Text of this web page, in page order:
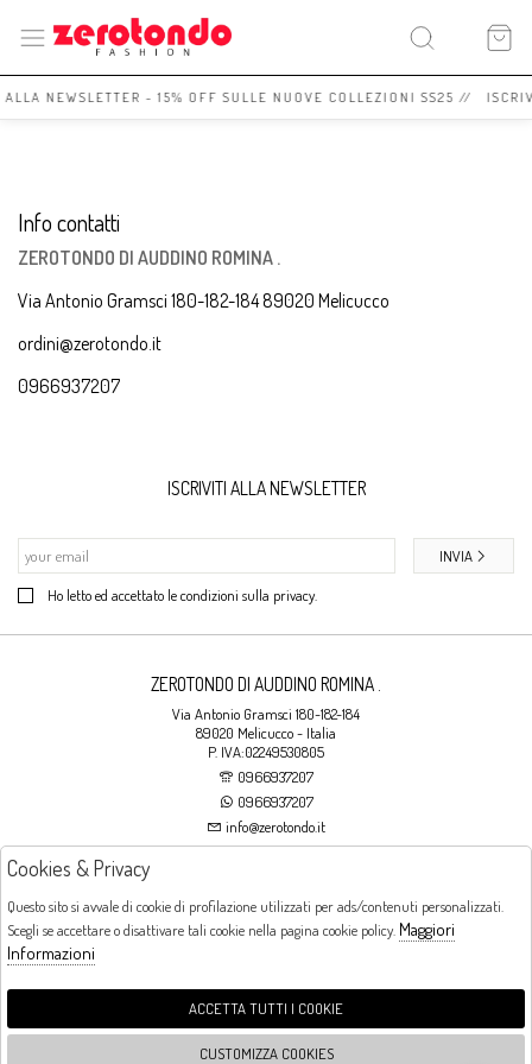
NEWSLETTER - 15% OFF SULLE NUOVE COLLEZIONI SS25 //
Info contatti
ZEROTONDO DI AUDDINO ROMINA .
Via Antonio Gramsci 180-182-184 89020 Melicucco
ordini@zerotondo.it
0966937207
ISCRIVITI ALLA NEWSLETTER
Ho letto ed accettato le condizioni sulla privacy.
INVIA
ZEROTONDO DI AUDDINO ROMINA .
Via Antonio Gramsci 180-182-184
89020 Melicucco - Italia
P. IVA:02249530805
0966937207
0966937207
info@zerotondo.it
Orari di apertura
LUNEDI: CHIUSO LA MATTINA - DALLE 16:00 ALLE 20:00 DAL MARTEDI AL
Cookies & Privacy
Questo sito si avvale di cookie di profilazione utilizzati per ads/contenuti personalizzati.
Scegli se accettare o disattivare tali cookie nella pagina cookie policy. Maggiori
Informazioni
ACCETTA TUTTI I COOKIE
CUSTOMIZZA COOKIES